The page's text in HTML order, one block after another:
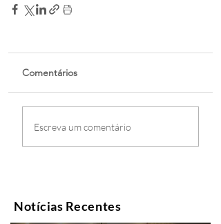
Comentários
Escreva um comentário
Notícias Recentes